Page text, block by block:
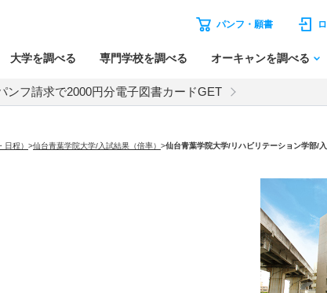
パンフ・願書
大学を調べる 専門学校を調べる オーキャンを調べる
ンフ請求で2000円分電子図書カードGET
程） >仙台青葉学院大学/入試結果（倍率） >仙台青葉学院大学/リハビリテーション学部/入